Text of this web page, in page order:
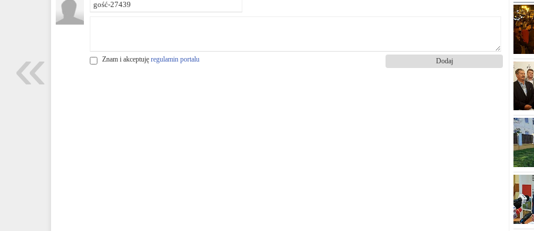
Znam i akceptuję regulamin portalu
«